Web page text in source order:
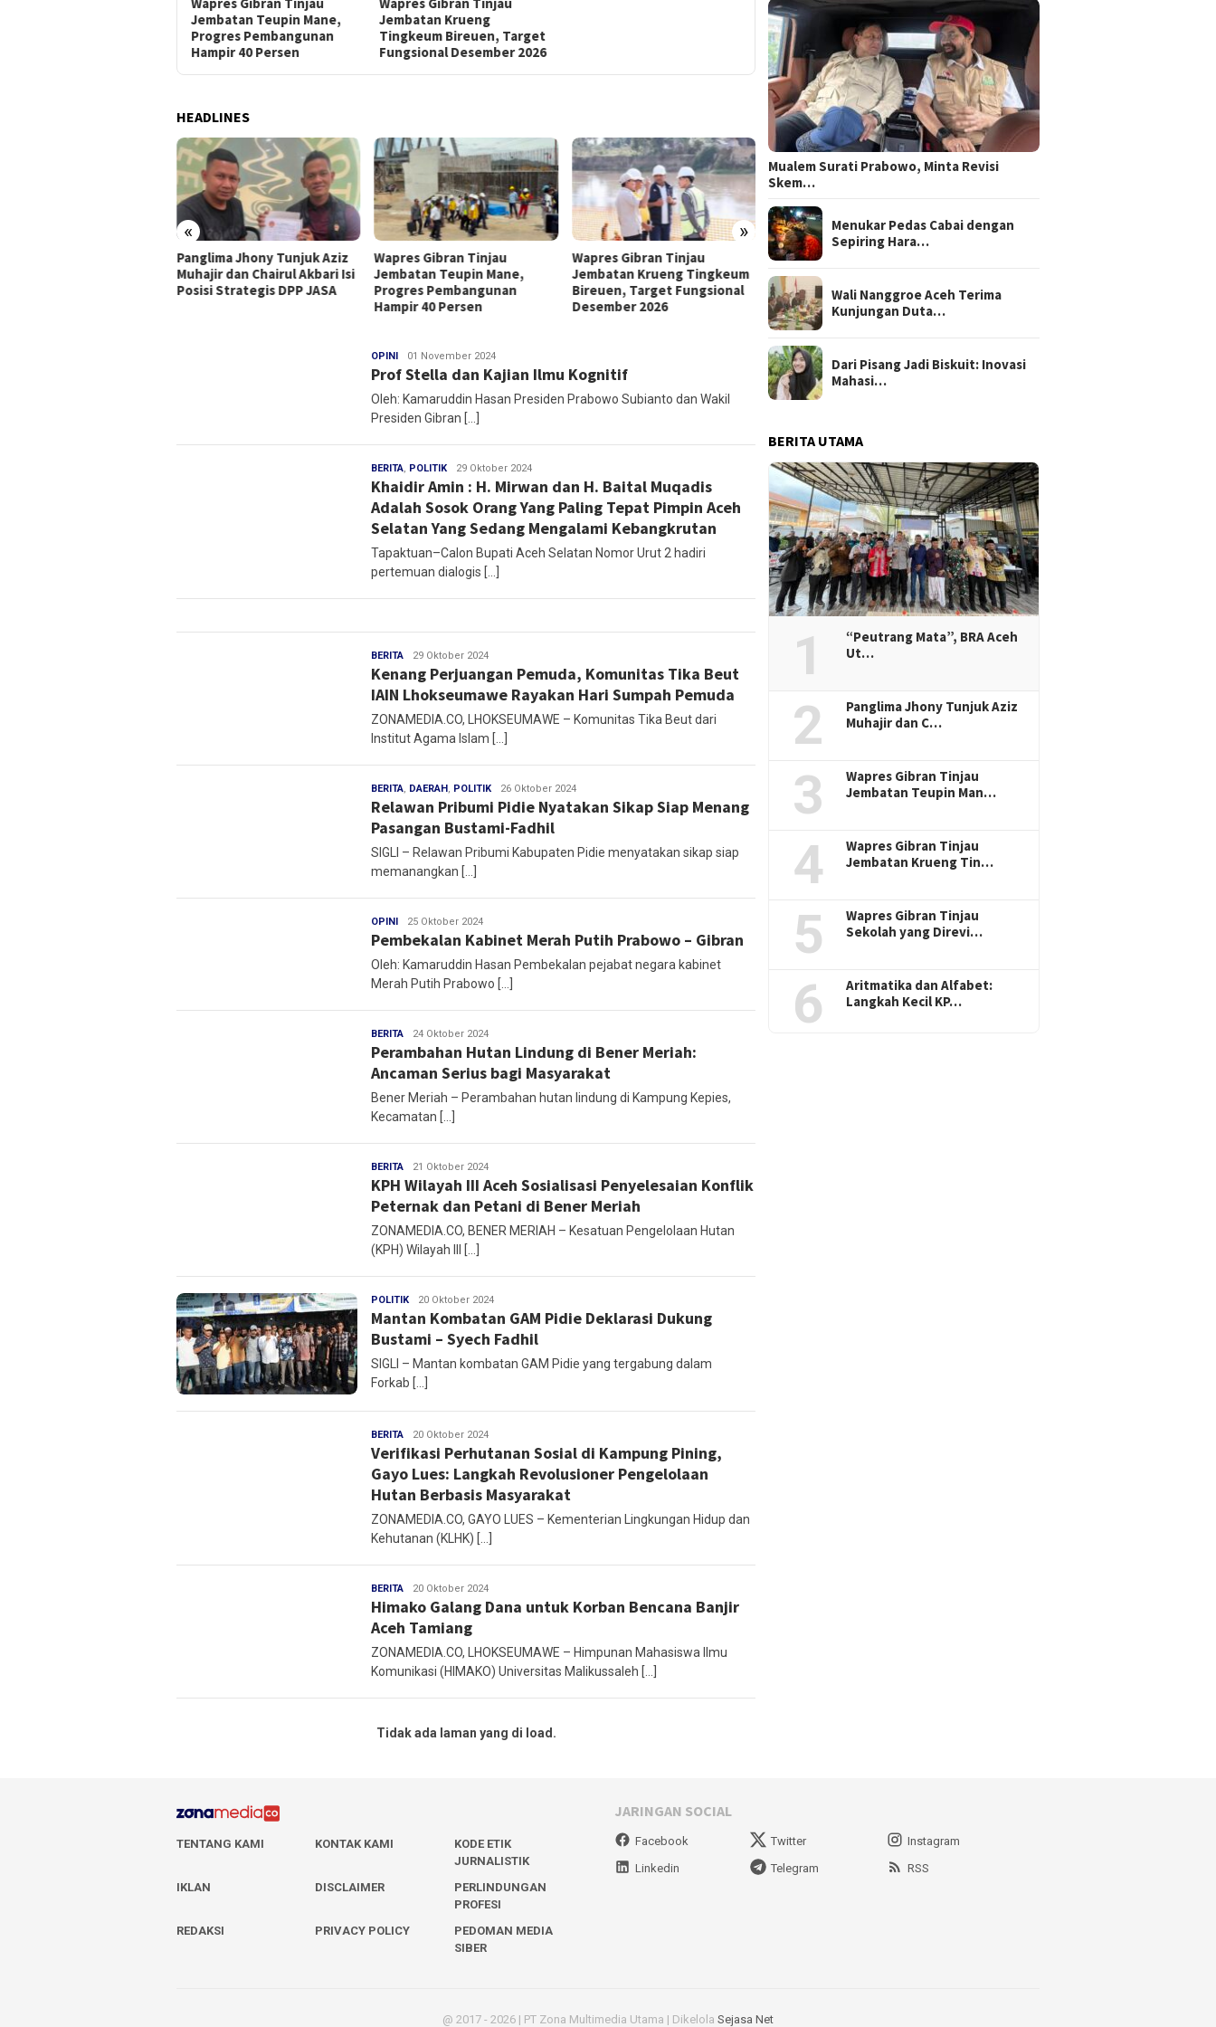
Jembatan Teupin Mane,
Progres Pembangunan
Hampir 40 Persen
Jembatan Krueng
Tingkeum Bireuen, Target
Fungsional Desember 2026
HEADLINES
« »
Panglima Jhony Tunjuk Aziz
Muhajir dan Chairul Akbari Isi
Posisi Strategis DPP JASA
Wapres Gibran Tinjau
Jembatan Teupin Mane,
Progres Pembangunan
Hampir 40 Persen
Wapres Gibran Tinjau
Jembatan Krueng Tingkeum
Bireuen, Target Fungsional
Desember 2026
Wapres Gibran Tinjau
Sekolah yang Direvitalisasi
Pascabanjir di Bireuen
Elemen Bahas Penguatan
OPINI Mirza
01 November 2024
Prof Stella dan Kajian Ilmu Kognitif
Oleh: Kamaruddin Hasan Presiden Prabowo Subianto dan Wakil
Presiden Gibran […]
BERITA, POLITIK Redaksi
29 Oktober 2024
Khaidir Amin : H. Mirwan dan H. Baital Muqadis
Adalah Sosok Orang Yang Paling Tepat Pimpin Aceh
Selatan Yang Sedang Mengalami Kebangkrutan
Tapaktuan–Calon Bupati Aceh Selatan Nomor Urut 2 hadiri
pertemuan dialogis […]
BERITA Mirza
29 Oktober 2024
Kenang Perjuangan Pemuda, Komunitas Tika Beut
IAIN Lhokseumawe Rayakan Hari Sumpah Pemuda
ZONAMEDIA.CO, LHOKSEUMAWE – Komunitas Tika Beut dari
Institut Agama Islam […]
BERITA, DAERAH , POLITIK Redaksi
26 Oktober 2024
Relawan Pribumi Pidie Nyatakan Sikap Siap Menang
Pasangan Bustami-Fadhil
SIGLI – Relawan Pribumi Kabupaten Pidie menyatakan sikap siap
memanangkan […]
OPINI Mirza
25 Oktober 2024
Pembekalan Kabinet Merah Putih Prabowo – Gibran
Oleh: Kamaruddin Hasan Pembekalan pejabat negara kabinet
Merah Putih Prabowo […]
BERITA Mirza
24 Oktober 2024
Perambahan Hutan Lindung di Bener Meriah:
Ancaman Serius bagi Masyarakat
Bener Meriah – Perambahan hutan lindung di Kampung Kepies,
Kecamatan […]
BERITA Mirza
21 Oktober 2024
KPH Wilayah III Aceh Sosialisasi Penyelesaian Konflik
Peternak dan Petani di Bener Meriah
ZONAMEDIA.CO, BENER MERIAH – Kesatuan Pengelolaan Hutan
(KPH) Wilayah III […]
POLITIK Redaksi
20 Oktober 2024
Mantan Kombatan GAM Pidie Deklarasi Dukung
Bustami – Syech Fadhil
SIGLI – Mantan kombatan GAM Pidie yang tergabung dalam
Forkab […]
BERITA Mirza
20 Oktober 2024
Verifikasi Perhutanan Sosial di Kampung Pining,
Gayo Lues: Langkah Revolusioner Pengelolaan
Hutan Berbasis Masyarakat
ZONAMEDIA.CO, GAYO LUES – Kementerian Lingkungan Hidup dan
Kehutanan (KLHK) […]
BERITA Mirza
20 Oktober 2024
Himako Galang Dana untuk Korban Bencana Banjir
Aceh Tamiang
ZONAMEDIA.CO, LHOKSEUMAWE – Himpunan Mahasiswa Ilmu
Komunikasi (HIMAKO) Universitas Malikussaleh […]
Tidak ada laman yang di load.
Mualem Surati Prabowo, Minta Revisi
Skem…
Menukar Pedas Cabai dengan
Sepiring Hara…
Wali Nanggroe Aceh Terima
Kunjungan Duta…
Dari Pisang Jadi Biskuit: Inovasi
Mahasi…
BERITA UTAMA
1
“Peutrang Mata”, BRA Aceh
Ut…
2
Panglima Jhony Tunjuk Aziz
Muhajir dan C…
3
Wapres Gibran Tinjau
Jembatan Teupin Man…
4
Wapres Gibran Tinjau
Jembatan Krueng Tin…
5
Wapres Gibran Tinjau
Sekolah yang Direvi…
6
Aritmatika dan Alfabet:
Langkah Kecil KP…
TENTANG KAMI KONTAK KAMI
KODE ETIK
JURNALISTIK
IKLAN
DISCLAIMER
PERLINDUNGAN
PROFESI
REDAKSI
PRIVACY POLICY
PEDOMAN MEDIA
SIBER
JARINGAN SOCIAL
Facebook Twitter
Instagram
Linkedin
Telegram RSS
@ 2017 - 2026 | PT Zona Multimedia Utama | Dikelola Sejasa Net